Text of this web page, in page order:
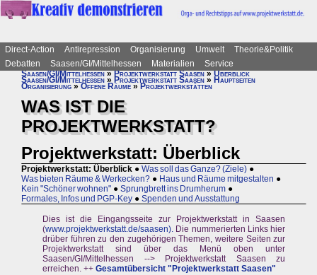
Direct-Action Antirepression Organisierung Umwelt
Theorie&Politik
Debatten
Saasen/GI/Mittelhessen Materialien
Service
Saasen/GI/Mittelhessen»Projektwerkstatt Saasen»Überblick
Saasen/GI/Mittelhessen » Projektwerkstatt Saasen » Hauptseiten
Organisierung » Offene Räume » Projektwerkstätten
WAS IST DIE
PROJEKTWERKSTATT?
Projektwerkstatt: Überblick
Projektwerkstatt: Überblick ● Was soll das Ganze? (Ziele) ●
Was bieten Räume & Werkecken? ● Haus und Räume mitgestalten ●
Kein "Schöner wohnen" ● Sprungbrett ins Drumherum ●
Formales, Infos und PGP-Key ● Spenden und Ausstattung
Dies ist die Eingangsseite zur Projektwerkstatt in Saasen
(www.projektwerkstatt.de/saasen). Die nummerierten Links hier
drüber führen zu den zugehörigen Themen, weitere Seiten zur
Projektwerkstatt sind über das Menü oben unter
Saasen/GI/Mittelhessen --> Projektwerkstatt Saasen zu
erreichen. ++ Gesamtübersicht "Projektwerkstatt Saasen"